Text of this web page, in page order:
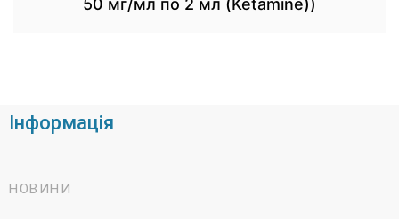
50 мг/мл по 2 мл (Ketamine))
Інформація
НОВИНИ